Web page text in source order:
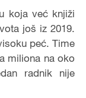
koja već knjiži
još iz 2019.
peć. Time
miliona na oko
radnik nije